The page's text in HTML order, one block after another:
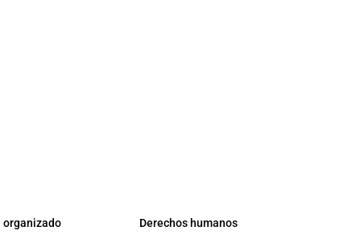
organizado Derechos humanos